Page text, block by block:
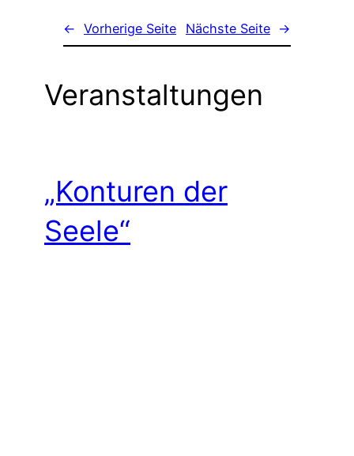
← Vorherige Seite Nächste Seite →
Veranstaltungen
„Konturen der
Seele“